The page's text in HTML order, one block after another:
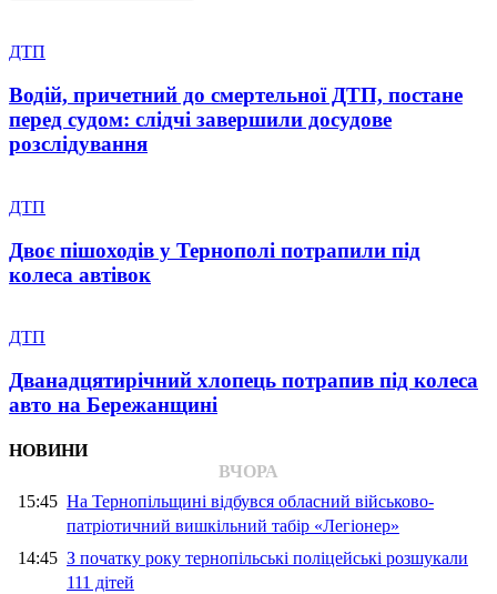
ДТП
Водій, причетний до смертельної ДТП, постане
перед судом: слідчі завершили досудове
розслідування
ДТП
Двоє пішоходів у Тернополі потрапили під
колеса автівок
ДТП
Дванадцятирічний хлопець потрапив під колеса
авто на Бережанщині
НОВИНИ
ВЧОРА
15:45 На Тернопільщині відбувся обласний військово-
патріотичний вишкільний табір «Легіонер»
14:45 З початку року тернопільські поліцейські розшукали
111 дітей